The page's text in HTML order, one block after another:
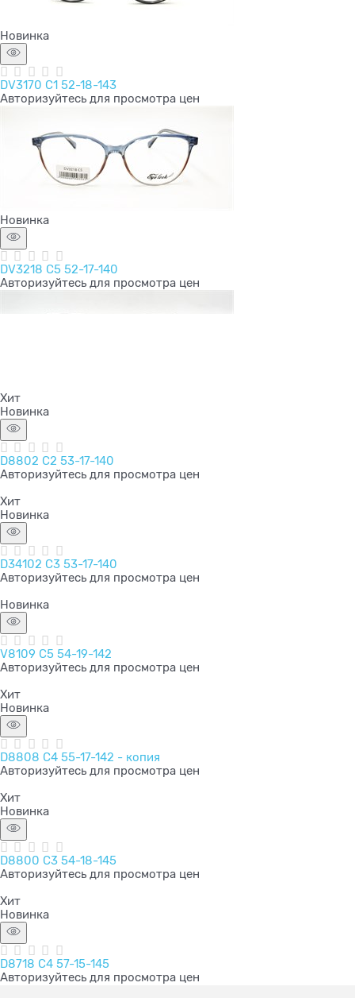
Новинка
DV3170 C1 52-18-143
Авторизуйтесь для просмотра цен
Новинка
DV3218 C5 52-17-140
Авторизуйтесь для просмотра цен
Хит
Новинка
D8802 C2 53-17-140
Авторизуйтесь для просмотра цен
Хит
Новинка
D34102 C3 53-17-140
Авторизуйтесь для просмотра цен
Новинка
V8109 C5 54-19-142
Авторизуйтесь для просмотра цен
Хит
Новинка
D8808 C4 55-17-142 - копия
Авторизуйтесь для просмотра цен
Хит
Новинка
D8800 C3 54-18-145
Авторизуйтесь для просмотра цен
Хит
Новинка
D8718 C4 57-15-145
Авторизуйтесь для просмотра цен